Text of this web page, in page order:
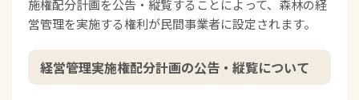
施権配分計画を公告・縦覧することによって、森林の経
営管理を実施する権利が民間事業者に設定されます。
経営管理実施権配分計画の公告・縦覧について